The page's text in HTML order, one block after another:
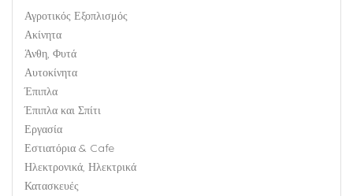
Αγροτικός Εξοπλισμός
Ακίνητα
Άνθη, Φυτά
Αυτοκίνητα
Έπιπλα
Έπιπλα και Σπίτι
Εργασία
Εστιατόρια & Cafe
Ηλεκτρονικά, Ηλεκτρικά
Κατασκευές